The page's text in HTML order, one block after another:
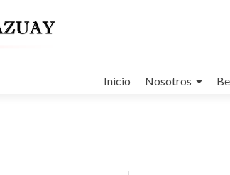
al
Inicio Nosotros